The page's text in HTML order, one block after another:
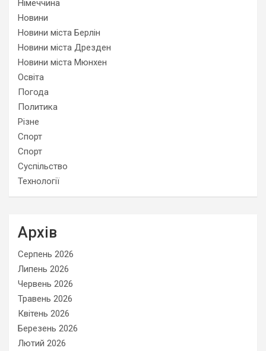
Німеччина
Новини
Новини міста Берлін
Новини міста Дрезден
Новини міста Мюнхен
Освіта
Погода
Политика
Різне
Спорт
Спорт
Суспільство
Технології
Архів
Серпень 2026
Липень 2026
Червень 2026
Травень 2026
Квітень 2026
Березень 2026
Лютий 2026